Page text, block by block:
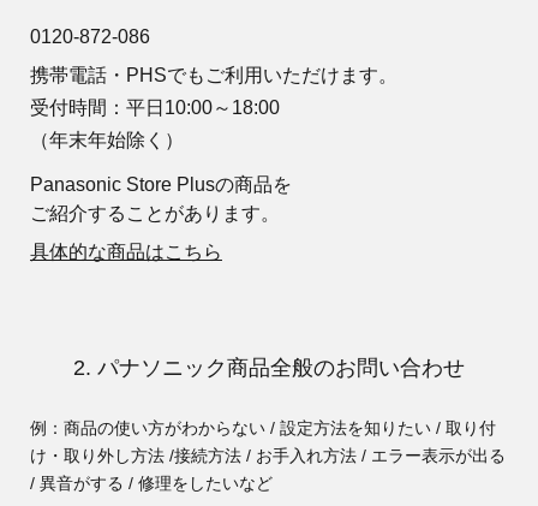
0120-872-086
携帯電話・PHSでもご利用いただけます。
受付時間：平日10:00～18:00
（年末年始除く）
Panasonic Store Plusの商品を
ご紹介することがあります。
具体的な商品はこちら
2. パナソニック商品全般のお問い合わせ
例：商品の使い方がわからない / 設定方法を知りたい / 取り付
け・取り外し方法 /接続方法 / お手入れ方法 / エラー表示が出る
/ 異音がする / 修理をしたいなど